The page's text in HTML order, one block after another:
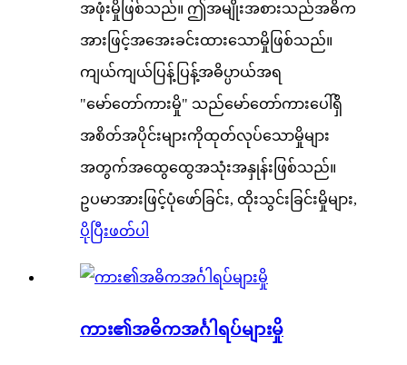
အဖုံးမှိုဖြစ်သည်။ ဤအမျိုးအစားသည်အဓိက
အားဖြင့်အအေးခင်းထားသောမှိုဖြစ်သည်။
ကျယ်ကျယ်ပြန့်ပြန့်အဓိပ္ပာယ်အရ
"မော်တော်ကားမှို" သည်မော်တော်ကားပေါ်ရှိ
အစိတ်အပိုင်းများကိုထုတ်လုပ်သောမှိုများ
အတွက်အထွေထွေအသုံးအနှုန်းဖြစ်သည်။
ဥပမာအားဖြင့်ပုံဖော်ခြင်း, ထိုးသွင်းခြင်းမှိုများ,
ပိုပြီးဖတ်ပါ
ကား၏အဓိကအင်္ဂါရပ်များမှို